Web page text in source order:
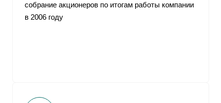
собрание акционеров по итогам работы компании
в 2006 году